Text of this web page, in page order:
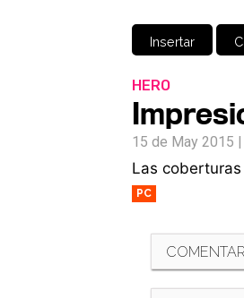
Insertar
HERO
15 de May 2015
Las
PC